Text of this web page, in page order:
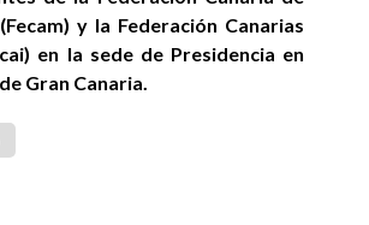
y la Federación Canarias
en la sede de Presidencia en
Gran Canaria.